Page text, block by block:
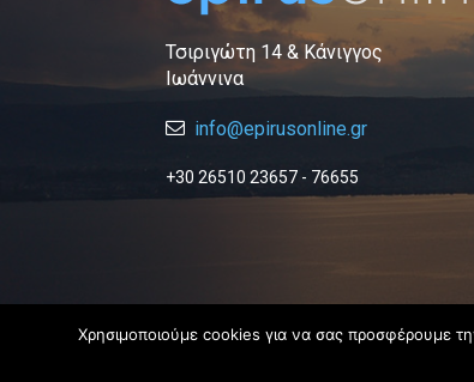
Τσιριγώτη 14 & Κάνιγγος
Ιωάννινα
info@epirusonline.gr
+30 26510 23657 - 76655
Χρησιμοποιούμε cookies για να σας προσφέρουμε